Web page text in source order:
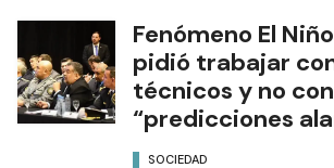
Fenómeno El
pidió trabajar
técnicos y no con
“predicciones
SOCIEDAD